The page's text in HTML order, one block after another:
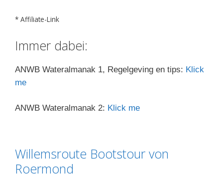
* Affiliate-Link
Immer dabei:
ANWB Wateralmanak 1, Regelgeving en tips: Klick
me
ANWB Wateralmanak 2: Klick me
Willemsroute Bootstour von
Roermond